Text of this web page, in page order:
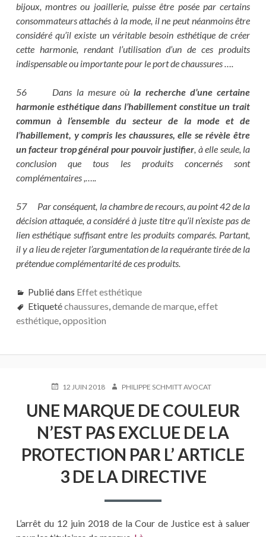
bijoux, montres ou joaillerie, puisse être posée par certains
consommateurs attachés à la mode, il ne peut néanmoins être
considéré qu’il existe un véritable besoin esthétique de créer
cette harmonie, rendant l’utilisation d’un de ces produits
indispensable ou importante pour le port de chaussures ….
56 Dans la mesure oùla recherche d’une certaine
harmonie esthétique dans l’habillement constitue un trait
commun à l’ensemble du secteur de la mode et de
l’habillement, y compris les chaussures, elle se révèle être
un facteur trop général pour pouvoir justifier, à elle seule, la
conclusion que tous les produits concernés sont
complémentaires ,…..
57 Par conséquent, la chambre de recours, au point 42 de la
décision attaquée, a considéré à juste titre qu’il n’existe pas de
lien esthétique suffisant entre les produits comparés. Partant,
il y a lieu de rejeter l’argumentation de la requérante tirée de la
prétendue complémentarité de ces produits.
Publié dans Effet esthétique
Etiquetéchaussures,demande de marque,effet
esthétique,opposition
PUBLIÉ12 JUIN 2018 AUTEURPHILIPPE SCHMITT AVOCAT
UNE MARQUE DE COULEUR
N’EST PAS EXCLUE DE LA
PROTECTION PAR L’ ARTICLE
3 DE LA DIRECTIVE
L’arrêt du 12 juin 2018 de la Cour de Justice est à saluer